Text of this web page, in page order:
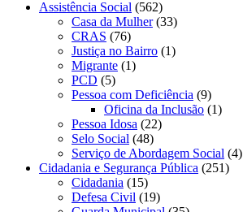
Assistência Social (562)
Casa da Mulher(33)
CRAS (76)
Justiça no Bairro (1)
Migrante (1)
PCD (5)
Pessoa com Deficiência (9)
Oficina da Inclusão (1)
Pessoa Idosa (22)
Selo Social (48)
Serviço de Abordagem Social (4)
Cidadania e Segurança Pública (251)
Cidadania (15)
Defesa Civil (19)